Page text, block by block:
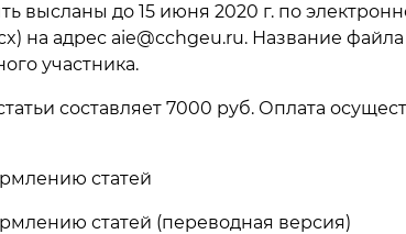
высланы до 15 июня 2020 г. по
на адрес aie@cchgeu.ru. Название
участника.
составляет 7000 руб. Оплата
статей
статей (переводная версия)